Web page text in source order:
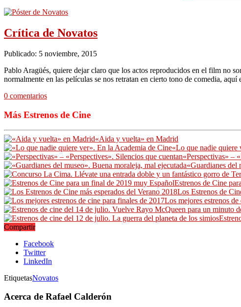
Crítica de Novatos
Publicado: 5 noviembre, 2015
Pablo Aragüés, quiere dejar claro que los actos reproducidos en el film no
normalmente en las películas se nos retratan en cierto tono de comedia,
0 comentarios
Más Estrenos de Cine
«Aida y vuelta» en Madrid
«Lo que nadie quiere
«Perspectivas» –
«Guardianes del
Estrenos de Cine
Los Estrenos de
Los mejores estrenos
Compartir
Facebook
Twitter
LinkedIn
EtiquetasNovatos
Acerca de Rafael Calderón